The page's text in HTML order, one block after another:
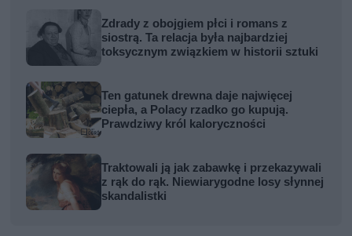
Zdrady z obojgiem płci i romans z
siostrą. Ta relacja była najbardziej
toksycznym związkiem w historii sztuki
Ten gatunek drewna daje najwięcej
ciepła, a Polacy rzadko go kupują.
Prawdziwy król kaloryczności
Traktowali ją jak zabawkę i przekazywali
z rąk do rąk. Niewiarygodne losy słynnej
skandalistki